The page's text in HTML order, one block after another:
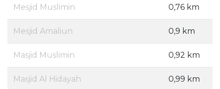
Mesjid Muslimin 0,76 km
Mesjid Amaliun 0,9 km
Masjid Muslimin 0,92 km
Masjid Al Hidayah 0,99 km